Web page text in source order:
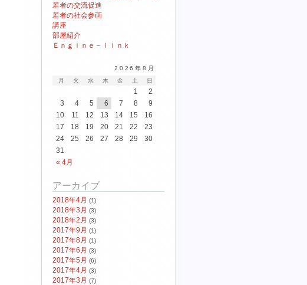
若者の交流促進
若者の社会参画
講座
部屋紹介
Ｅｎｇｉｎｅ－ｌｉｎｋ
2026年8月
月
火 水 木 金 土 日
« 4月
1
2
3
4 5 6 7 8
9
10
11 12 13 14 15
16
17
18 19 20 21 22
23
24
25 26 27 28 29
30
31
アーカイブ
2018年4月 (1)
2018年3月 (3)
2018年2月 (3)
2017年9月 (1)
2017年8月 (1)
2017年6月 (3)
2017年5月 (6)
2017年4月 (3)
2017年3月 (7)